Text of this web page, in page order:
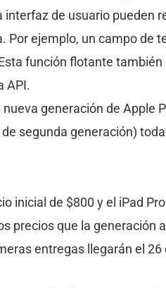
de usuario pueden
ejemplo, un campo de
función flotante
API.
generación de Apple
segunda generación)
inicial de $800 y el iPad
precios que la generación
entregas llegarán el 26